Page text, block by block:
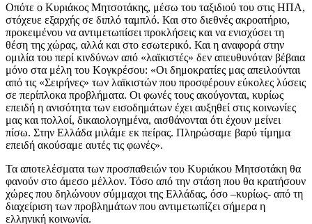
Οπότε ο Κυριάκος Μητσοτάκης, μέσω του ταξιδιού του στις ΗΠΑ,
στόχευε εξαρχής σε διπλό ταμπλό. Και στο διεθνές ακροατήριο,
προκειμένου να αντιμετωπίσει προκλήσεις και να ενισχύσει τη
θέση της χώρας, αλλά και στο εσωτερικό. Και η αναφορά στην
ομιλία του περί κινδύνων από «λαϊκιστές» δεν απευθυνόταν βέβαια
μόνο στα μέλη του Κογκρέσου: «Οι δημοκρατίες μας απειλούνται
από τις «Σειρήνες» των λαϊκιστών που προσφέρουν εύκολες λύσεις
σε περίπλοκα προβλήματα. Οι φωνές τους ακούγονται, κυρίως
επειδή η ανισότητα των εισοδημάτων έχει αυξηθεί στις κοινωνίες
μας και πολλοί, δικαιολογημένα, αισθάνονται ότι έχουν μείνει
πίσω. Στην Ελλάδα μιλάμε εκ πείρας. Πληρώσαμε βαρύ τίμημα
επειδή ακούσαμε αυτές τις φωνές».
Τα αποτελέσματα των προσπαθειών του Κυριάκου Μητσοτάκη θα
φανούν στο άμεσο μέλλον. Τόσο από την στάση που θα κρατήσουν
χώρες που δηλώνουν σύμμαχοι της Ελλάδας, όσο –κυρίως- από τη
διαχείριση των προβλημάτων που αντιμετωπίζει σήμερα η
ελληνική κοινωνία.